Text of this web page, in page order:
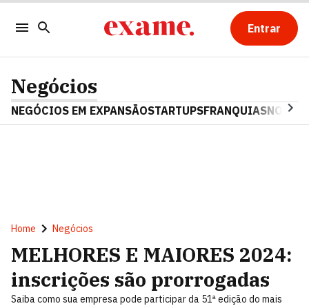
Entrar
Negócios
NEGÓCIOS EM EXPANSÃOSTARTUPSFRANQUIAS
Home Negócios
MELHORES E MAIORES 2024:
inscrições são prorrogadas
Saiba como sua empresa pode participar da 51ª edição do mais